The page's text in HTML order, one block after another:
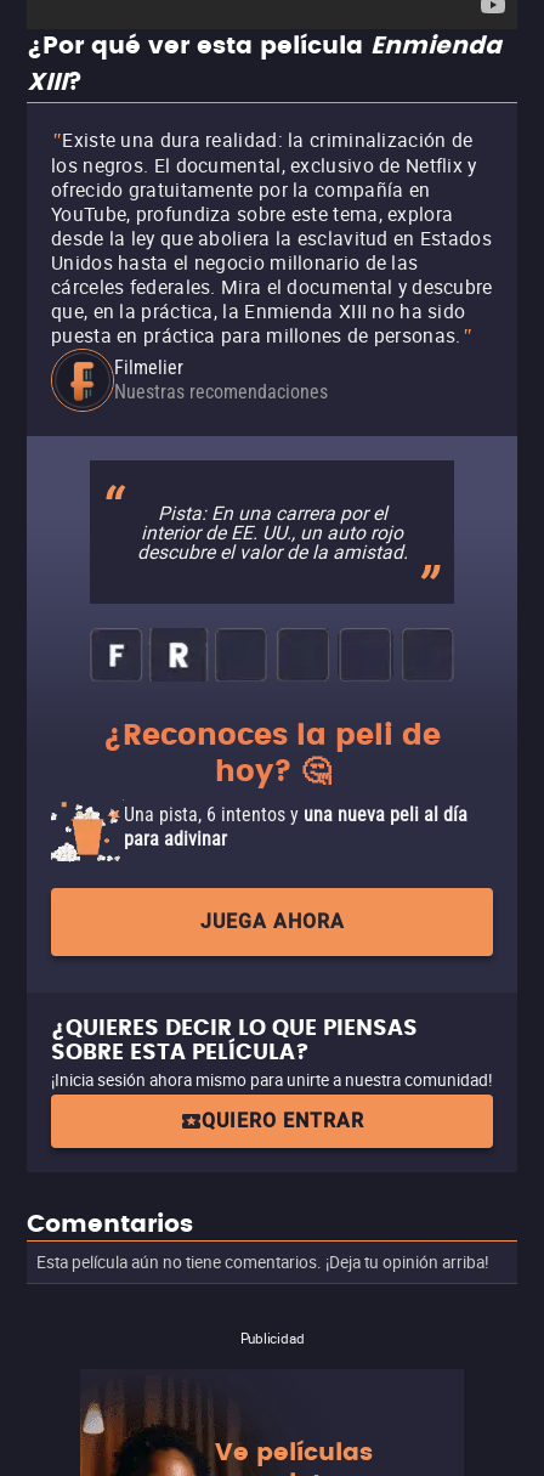
¿Por qué ver esta película Enmienda
XIII?
"Existe una dura realidad: la criminalización de
los negros. El documental, exclusivo de Netflix y
ofrecido gratuitamente por la compañía en
YouTube, profundiza sobre este tema, explora
desde la ley que aboliera la esclavitud en Estados
Unidos hasta el negocio millonario de las
cárceles federales. Mira el documental y descubre
que, en la práctica, la Enmienda XIII no ha sido
puesta en práctica para millones de personas. "
Filmelier
Nuestras recomendaciones
Pista: En una carrera por el
interior de EE. UU., un auto rojo
descubre el valor de la amistad.
¿Reconoces la peli de
hoy? 🤔
Una pista, 6 intentos y una nueva peli al día
para adivinar
JUEGA AHORA
¿QUIERES DECIR LO QUE PIENSAS
SOBRE ESTA PELÍCULA?
¡Inicia sesión ahora mismo para unirte a nuestra comunidad!
QUIERO ENTRAR
Comentarios
Esta película aún no tiene comentarios. ¡Deja tu opinión arriba!
Publicidad
Ve películas